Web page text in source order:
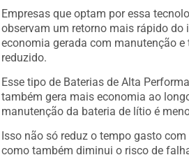
Empresas que optam por essa
observam um retorno mais rápido do
economia gerada com manutenção e
reduzido.
Esse tipo de Baterias de Alta
também gera mais economia ao
manutenção da bateria de lítio é
Isso não só reduz o tempo gasto com
como também diminui o risco de